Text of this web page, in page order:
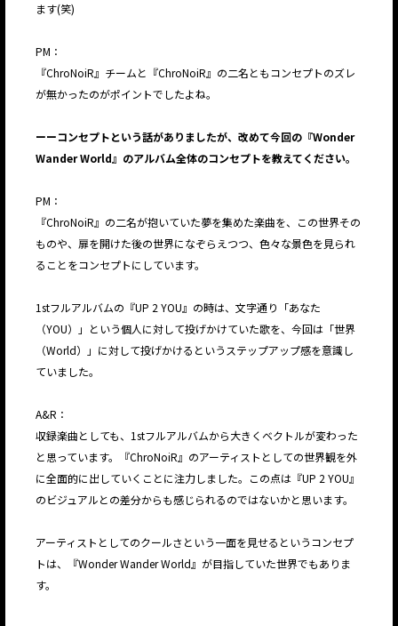
ます(笑)
PM：
『ChroNoiR』チームと『ChroNoiR』の二名ともコンセプトのズレ
が無かったのがポイントでしたよね。
ーーコンセプトという話がありましたが、改めて今回の『Wonder
Wander World』のアルバム全体のコンセプトを教えてください。
PM：
『ChroNoiR』の二名が抱いていた夢を集めた楽曲を、この世界その
ものや、扉を開けた後の世界になぞらえつつ、色々な景色を見られ
ることをコンセプトにしています。
1stフルアルバムの『UP 2 YOU』の時は、文字通り「あなた
（YOU）」という個人に対して投げかけていた歌を、今回は「世界
（World）」に対して投げかけるというステップアップ感を意識し
ていました。
A&R：
収録楽曲としても、1stフルアルバムから大きくベクトルが変わった
と思っています。『ChroNoiR』のアーティストとしての世界観を外
に全面的に出していくことに注力しました。この点は『UP 2 YOU』
のビジュアルとの差分からも感じられるのではないかと思います。
アーティストとしてのクールさという一面を見せるというコンセプ
トは、『Wonder Wander World』が目指していた世界でもありま
す。